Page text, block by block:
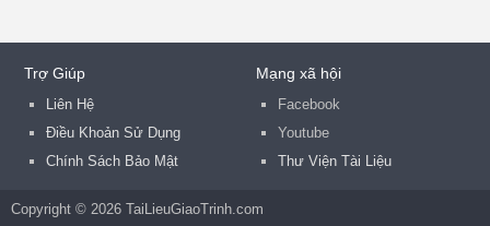
Trợ Giúp
Liên Hệ
Điều Khoản Sử Dụng
Chính Sách Bảo Mật
Mạng xã hội
Facebook
Youtube
Thư Viện Tài Liệu
Copyright © 2026 TaiLieuGiaoTrinh.com